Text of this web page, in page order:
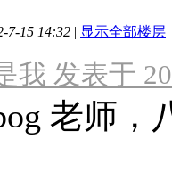
7-15 14:32 | 显示全部楼层
我 发表于
老师